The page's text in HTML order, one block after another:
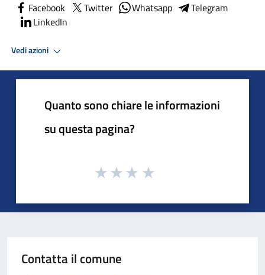
Facebook Twitter Whatsapp
Telegram
LinkedIn
Vedi azioni
Quanto sono chiare le informazioni
su questa pagina?
Contatta il comune